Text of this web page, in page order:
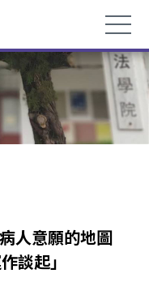
人意願的地圖
談起」